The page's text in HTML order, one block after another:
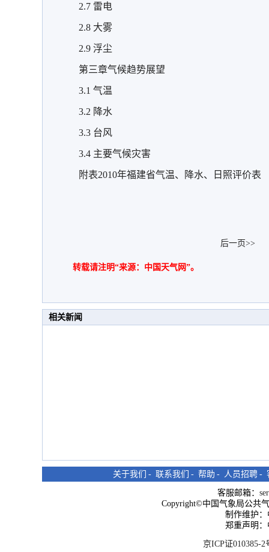
2.7 雷电
2.8 大雾
2.9 浮尘
第三章气候趋势展望
3.1 气温
3.2 降水
3.3 台风
3.4 主要气候灾害
附表2010年福建省气温、降水、日照评价表
后一页>>
转载请注明“来源：中国天气网”。
相关新闻
关于我们 - 联系我们 - 帮助 - 人员招聘 -
客服邮箱：
Copyright©中国气象局公共
制作维护
郑重声明
京ICP证010385-2